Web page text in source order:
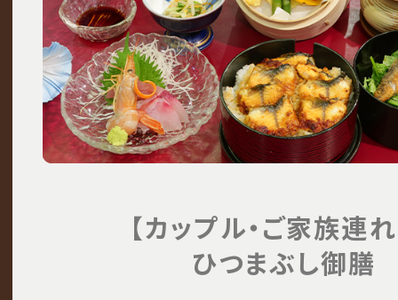
【カップル・ご家族連
ひつまぶし御膳